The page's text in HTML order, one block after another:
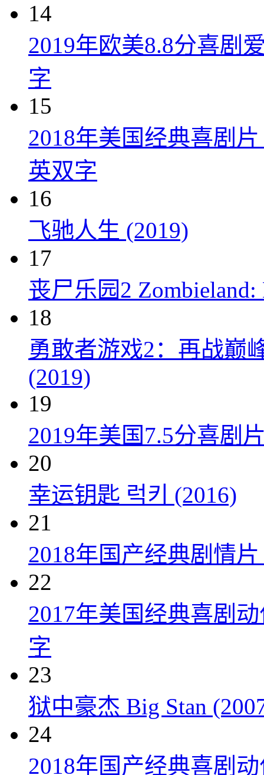
14
2019年欧美8.8分喜剧
字
15
2018年美国经典喜剧
英双字
16
飞驰人生 (2019)
17
丧尸乐园2 Zombieland:
18
勇敢者游戏2：再战巅
(2019)
19
2019年美国7.5分喜剧
20
幸运钥匙 럭키 (2016)
21
2018年国产经典剧情
22
2017年美国经典喜剧
字
23
狱中豪杰 Big Stan
24
2018年国产经典喜剧